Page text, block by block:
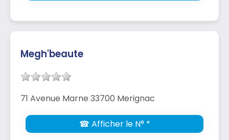
Megh'beaute
71 Avenue Marne 33700 Merignac
☎ Afficher le N° *